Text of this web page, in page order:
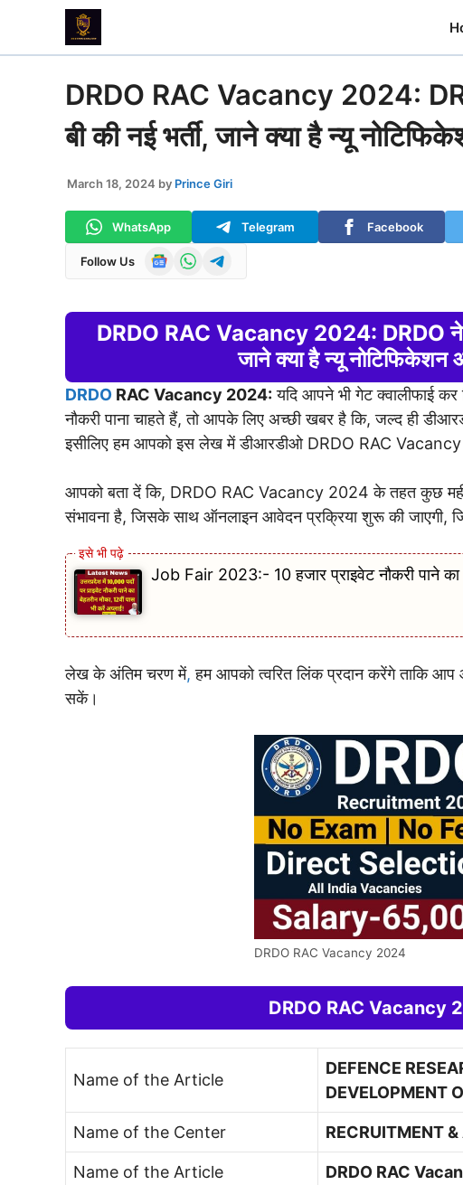
content
DRDO RAC Vacancy 2024:
बी की नई भर्ती, जाने क्या है न्यू
March 18, 2024 by Prince Giri
WhatsApp Telegram Facebook
Follow Us
DRDO RAC Vacancy 2024: DRDO ने
जाने क्या है न्यू
DRDO RAC Vacancy 2024: यदि आपने भी गेट क्वालीफाई
नौकरी पाना चाहते हैं, तो आपके लिए अच्छी खबर है कि, जल्द ही
इसीलिए हम आपको इस लेख में डीआरडीओ DRDO RAC Vacancy
आपको बता दें कि, DRDO RAC Vacancy 2024 के तहत कुछ महीनों
संभावना है, जिसके साथ ऑनलाइन आवेदन प्रक्रिया शुरू की जाएगी,
Job Fair 2023:- 10 हजार प्राइवेट नौकरी पाने
लेख के अंतिम चरण में, हम आपको त्वरित लिंक प्रदान करेंगे ताकि
सकें।
DRDO RAC Vacancy 2024
DRDO RAC Vacancy
Name of the Article
DEFENCE
DEVELOPMENT
Name of the Center RECRUITMENT
Name of the Article DRDO RAC